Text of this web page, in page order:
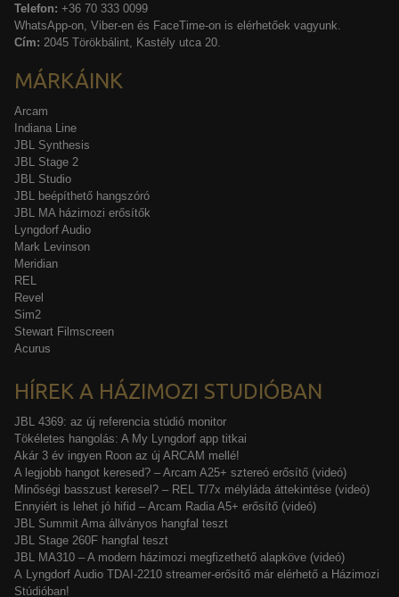
Telefon: +36 70 333 0099
WhatsApp-on, Viber-en és FaceTime-on is elérhetőek vagyunk.
Cím: 2045 Törökbálint, Kastély utca 20.
MÁRKÁINK
Arcam
Indiana Line
JBL Synthesis
JBL Stage 2
JBL Studio
JBL beépíthető hangszóró
JBL MA házimozi erősítők
Lyngdorf Audio
Mark Levinson
Meridian
REL
Revel
Sim2
Stewart Filmscreen
Acurus
HÍREK A HÁZIMOZI STUDIÓBAN
JBL 4369: az új referencia stúdió monitor
Tökéletes hangolás: A My Lyngdorf app titkai
Akár 3 év ingyen Roon az új ARCAM mellé!
A legjobb hangot keresed? – Arcam A25+ sztereó erősítő (videó)
Minőségi basszust keresel? – REL T/7x mélyláda áttekintése (videó)
Ennyiért is lehet jó hifid – Arcam Radia A5+ erősítő (videó)
JBL Summit Ama állványos hangfal teszt
JBL Stage 260F hangfal teszt
JBL MA310 – A modern házimozi megfizethető alapköve (videó)
A Lyngdorf Audio TDAI-2210 streamer-erősítő már elérhető a Házimozi
Stúdióban!